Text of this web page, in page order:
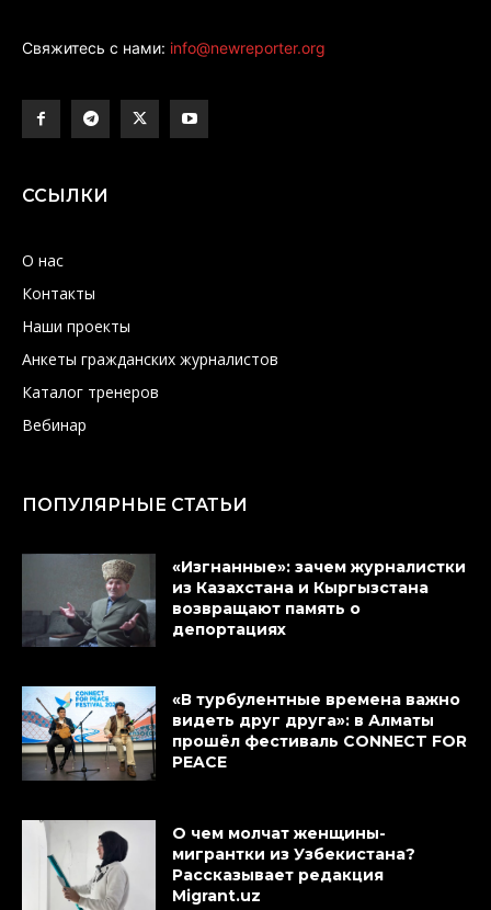
Свяжитесь с нами: info@newreporter.org
ССЫЛКИ
О нас
Контакты
Наши проекты
Анкеты гражданских журналистов
Каталог тренеров
Вебинар
ПОПУЛЯРНЫЕ СТАТЬИ
«Изгнанные»: зачем журналистки
из Казахстана и Кыргызстана
возвращают память о
депортациях
«В турбулентные времена важно
видеть друг друга»: в Алматы
прошёл фестиваль CONNECT FOR
PEACE
О чем молчат женщины-
мигрантки из Узбекистана?
Рассказывает редакция
Migrant.uz